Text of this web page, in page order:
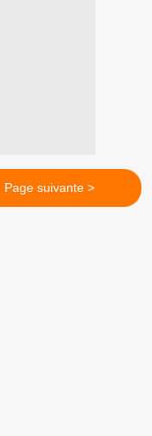
Page suivante >